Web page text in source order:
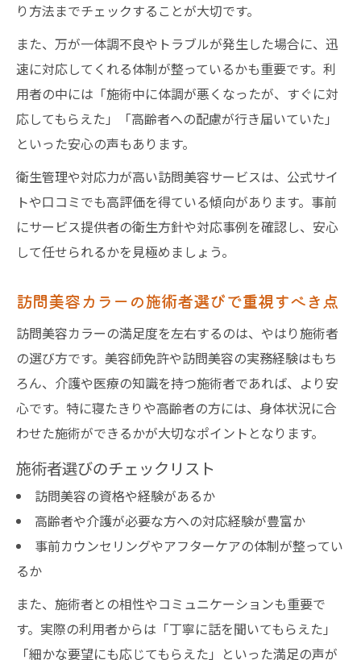
り方法までチェックすることが大切です。
また、万が一体調不良やトラブルが発生した場合に、迅
速に対応してくれる体制が整っているかも重要です。利
用者の中には「施術中に体調が悪くなったが、すぐに対
応してもらえた」「高齢者への配慮が行き届いていた」
といった安心の声もあります。
衛生管理や対応力が高い訪問美容サービスは、公式サイ
トや口コミでも高評価を得ている傾向があります。事前
にサービス提供者の衛生方針や対応事例を確認し、安心
して任せられるかを見極めましょう。
訪問美容カラーの施術者選びで重視すべき点
訪問美容カラーの満足度を左右するのは、やはり施術者
の選び方です。美容師免許や訪問美容の実務経験はもち
ろん、介護や医療の知識を持つ施術者であれば、より安
心です。特に寝たきりや高齢者の方には、身体状況に合
わせた施術ができるかが大切なポイントとなります。
施術者選びのチェックリスト
訪問美容の資格や経験があるか
高齢者や介護が必要な方への対応経験が豊富か
事前カウンセリングやアフターケアの体制が整ってい
るか
また、施術者との相性やコミュニケーションも重要で
す。実際の利用者からは「丁寧に話を聞いてもらえた」
「細かな要望にも応じてもらえた」といった満足の声が